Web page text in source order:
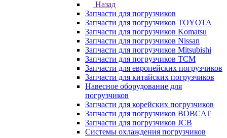
Назад
Запчасти для погрузчиков
Запчасти для погрузчиков TOYOTA
Запчасти для погрузчиков Komatsu
Запчасти для погрузчиков Nissan
Запчасти для погрузчиков Mitsubishi
Запчасти для погрузчиков TCM
Запчасти для европейских погрузчиков
Запчасти для китайских погрузчиков
Навесное оборудование для
погрузчиков
Запчасти для корейских погрузчиков
Запчасти для погрузчиков BOBCAT
Запчасти для погрузчиков JCB
Системы охлаждения погрузчиков